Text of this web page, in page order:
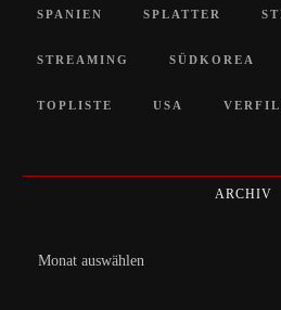
SPANIEN SPLATTER
STREAMING SÜDKOREA
TOPLISTE USA
ARCHIV
Archiv